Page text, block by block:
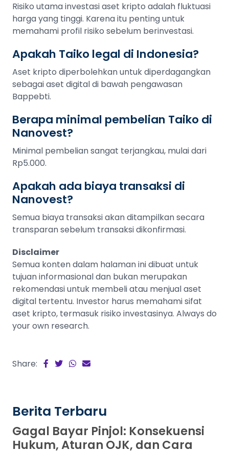
Risiko utama investasi aset kripto adalah fluktuasi
harga yang tinggi. Karena itu penting untuk
memahami profil risiko sebelum berinvestasi.
Apakah Taiko legal di Indonesia?
Aset kripto diperbolehkan untuk diperdagangkan
sebagai aset digital di bawah pengawasan
Bappebti.
Berapa minimal pembelian Taiko di
Nanovest?
Minimal pembelian sangat terjangkau, mulai dari
Rp5.000.
Apakah ada biaya transaksi di
Nanovest?
Semua biaya transaksi akan ditampilkan secara
transparan sebelum transaksi dikonfirmasi.
Disclaimer
Semua konten dalam halaman ini dibuat untuk
tujuan informasional dan bukan merupakan
rekomendasi untuk membeli atau menjual aset
digital tertentu. Investor harus memahami sifat
aset kripto, termasuk risiko investasinya. Always do
your own research.
Share:
Berita Terbaru
Gagal Bayar Pinjol: Konsekuensi
Hukum, Aturan OJK, dan Cara